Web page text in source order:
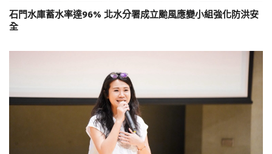
石門水庫蓄水率達96% 北水分署成立颱風應變小組強化防洪安
全